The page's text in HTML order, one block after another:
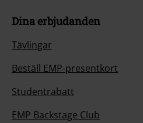
Dina erbjudanden
Tävlingar
Beställ EMP-presentkort
Studentrabatt
EMP Backstage Club